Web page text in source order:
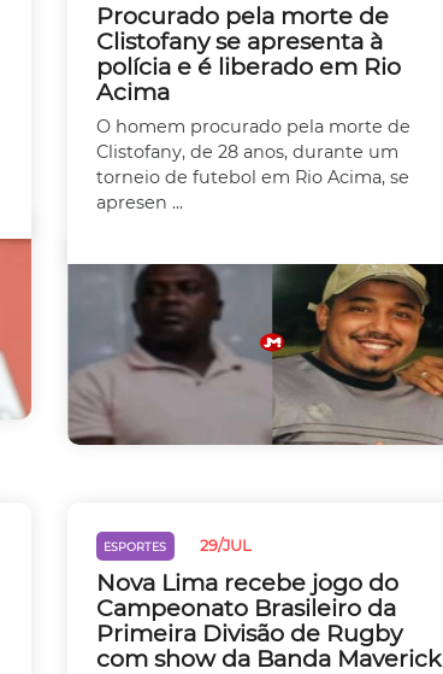
Procurado pela morte de
Clistofany se apresenta à
polícia e é liberado em Rio
Acima
O homem procurado pela morte de
Clistofany, de 28 anos, durante um
torneio de futebol em Rio Acima, se
apresen ...
ESPORTES 29/JUL
Nova Lima recebe jogo do
Campeonato Brasileiro da
Primeira Divisão de Rugby
com show da Banda Maverick